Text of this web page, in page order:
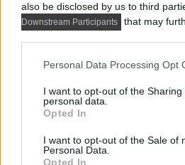
also be disclosed by us to third
Downstream Participants
that may
Please note that this website/app
not limited to your visit or usage
grant or deny consent to Google
use your data for below specified
consent section.
Personal Data Processing Opt
I want to opt-out of the Sharing
personal data.
Opted In
I want to opt-out of the Sale of
Personal Data.
Opted In